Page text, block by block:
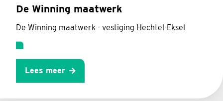
De Winning maatwerk
De Winning maatwerk - vestiging Hechtel-Eksel
Lees meer